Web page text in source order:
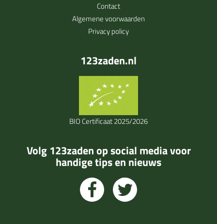
Contact
Algemene voorwaarden
Privacy policy
123zaden.nl
BIO Certificaat 2025/2026
Volg 123zaden op social media voor
handige tips en nieuws